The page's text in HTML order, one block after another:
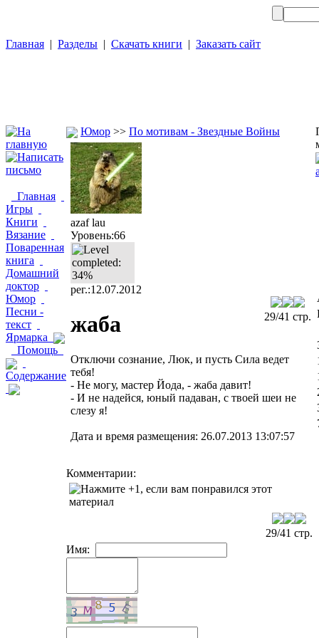
Главная | Разделы | Скачать книги | Заказать сайт
Главная
Игры
Книги
Вязание
Поваренная
книга
Домашний
доктор
Юмор
Песни -
текст
Ярмарка
Помощь
Содержание
Юмор >> По мотивам - Звездные Войны
azaf lau
Уровень:66
рег.:12.07.2012
29/41 стр.
жаба
Отключи сознание, Люк, и пусть Сила ведет
тебя!
- Не могу, мастер Йода, - жаба давит!
- И не надейся, юный падаван, с твоей шеи не
слезу я!
Дата и время размещения: 26.07.2013 13:07:57
Комментарии:
29/41 стр.
Имя: